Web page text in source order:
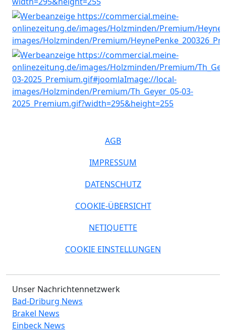
AGB
IMPRESSUM
DATENSCHUTZ
COOKIE-ÜBERSICHT
NETIQUETTE
COOKIE EINSTELLUNGEN
Unser Nachrichtennetzwerk
Bad-Driburg News
Brakel News
Einbeck News